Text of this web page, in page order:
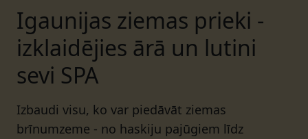
Igaunijas ziemas prieki -
izklaidējies ārā un lutini
sevi SPA
Izbaudi visu, ko var piedāvāt ziemas
brīnumzeme - no haskiju pajūgiem līdz